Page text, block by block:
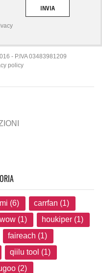
(6)
carrfan (1)
(1)
houkiper (1)
faireach (1)
qiilu tool (1)
(2)
INVIA
- P.IVA 03483981209
policy